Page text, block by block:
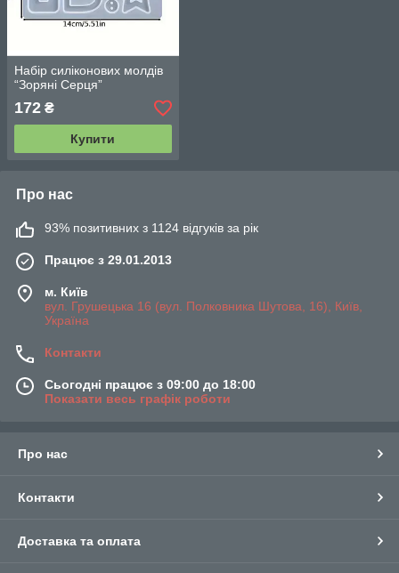
Набір силіконових молдів
“Зоряні Серця”
172 ₴
Купити
Про нас
93% позитивних з 1124 відгуків за рік
Працює з 29.01.2013
м. Київ
вул. Грушецька 16 (вул. Полковника Шутова, 16), Київ,
Україна
Контакти
Сьогодні працює з 09:00 до 18:00
Показати весь графік роботи
Про нас
Контакти
Доставка та оплата